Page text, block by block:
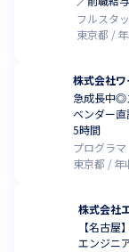
フルスタ
東京都
株式会社
急成長中◎
ベンダー
5時間
プログラマ
東京都
年
株式会社
【名古
エンジニ